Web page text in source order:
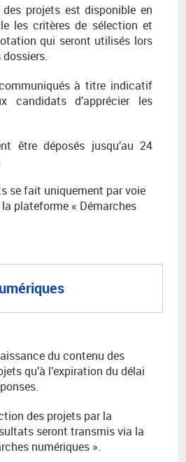
des projets est disponible en
les critères de sélection et
qui seront utilisés lors
à titre indicatif
candidats d’apprécier les
être déposés jusqu’au 24
se fait uniquement par voie
plateforme « Démarches
du contenu des
qu’à l’expiration du délai
des projets par la
seront transmis via la
numériques ».